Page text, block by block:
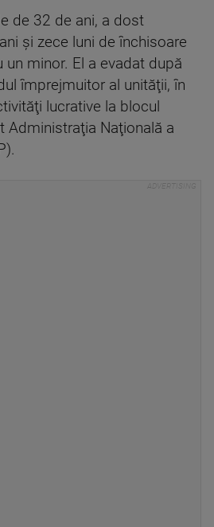
de 32 de ani, a dost
şi zece luni de închisoare
un minor. El a evadat după
împrejmuitor al unităţii, în
lucrative la blocul
Administraţia Naţională a